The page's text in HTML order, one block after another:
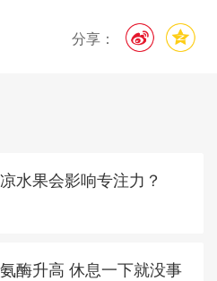
分享：
水果会影响专注力？
酶升高 休息一下就没事